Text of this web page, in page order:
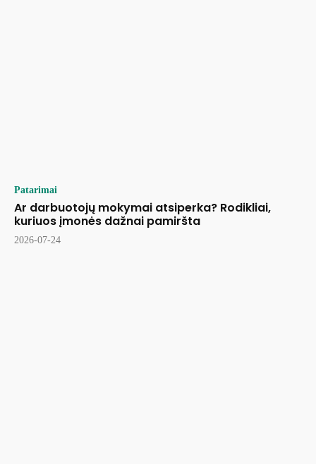
Patarimai
Ar darbuotojų mokymai atsiperka? Rodikliai,
kuriuos įmonės dažnai pamiršta
2026-07-24